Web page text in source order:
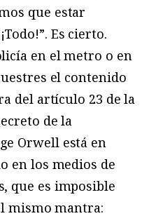
que estar
Es cierto.
en el metro o en
el contenido
del artículo 23 de la
de la
Orwell está en
en los medios de
que es imposible
mismo mantra: